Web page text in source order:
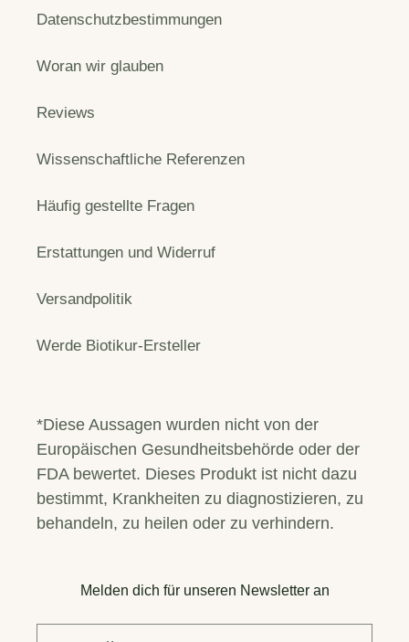
Datenschutzbestimmungen
Woran wir glauben
Reviews
Wissenschaftliche Referenzen
Häufig gestellte Fragen
Erstattungen und Widerruf
Versandpolitik
Werde Biotikur-Ersteller
*Diese Aussagen wurden nicht von der
Europäischen Gesundheitsbehörde oder der
FDA bewertet. Dieses Produkt ist nicht dazu
bestimmt, Krankheiten zu diagnostizieren, zu
behandeln, zu heilen oder zu verhindern.
Melden dich für unseren Newsletter an